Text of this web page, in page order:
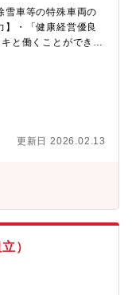
雪車等の特殊車両の
】・「健康経営優良
と働くことができる
バスetc.）を扱うやり
では、常にモノや
空機、船舶といっ
ク輸送は、我が国
。商用車はまさに日
お届けしているの
国に広がる日野自
、欠くことのできな
地区の販売会社とし
】本社／札幌支
：旭川市永山２条１
７７８－１３苫小
店：千歳市上長都
更新日 2026.02.13
）